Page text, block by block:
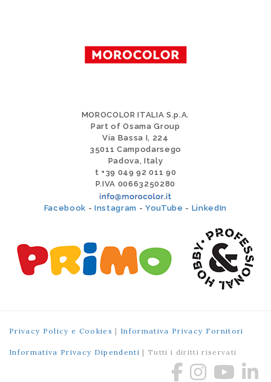
MOROCOLOR ITALIA S.p.A.
Part of Osama Group
Via Bassa I, 224
35011 Campodarsego
Padova, Italy
t +39 049 92 011 90
P.IVA 00663250280
Facebook -Instagram -YouTube - LinkedIn
Privacy Policy e Cookies | Informativa Privacy Fornitori
Informativa Privacy Dipendenti | Tutti i diritti riservati